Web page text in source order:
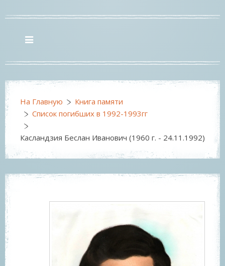
На Главную
Книга памяти
Список погибших в 1992-1993гг
Касландзия Беслан Иванович (1960 г. - 24.11.1992)